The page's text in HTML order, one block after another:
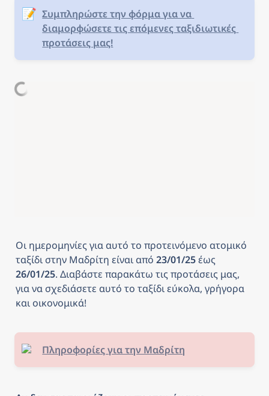
📝 Συμπληρώστε την φόρμα για να
διαμορφώσετε τις επόμενες ταξιδιωτικές
προτάσεις μας!
Οι ημερομηνίες για αυτό το προτεινόμενο ατομικό
ταξίδι στην Μαδρίτη είναι από 23/01/25 έως
26/01/25. Διαβάστε παρακάτω τις προτάσεις μας,
για να σχεδιάσετε αυτό το ταξίδι εύκολα, γρήγορα
και οικονομικά!
Πληροφορίες για την Μαδρίτη